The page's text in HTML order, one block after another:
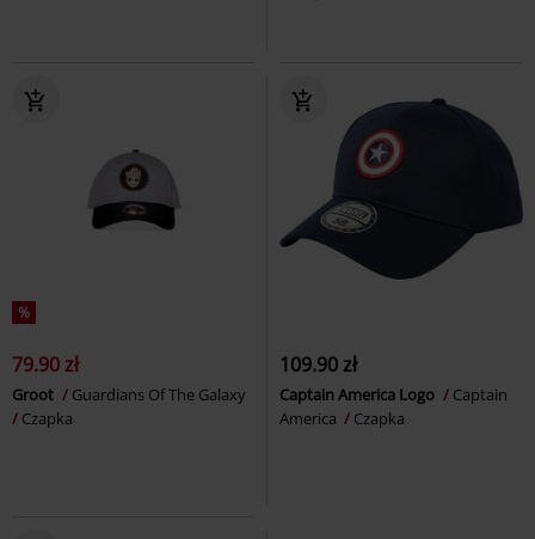
%
79.90 zł
Groot
Guardians Of The Galaxy
Czapka
109.90 zł
Captain America Logo
Captain
America
Czapka